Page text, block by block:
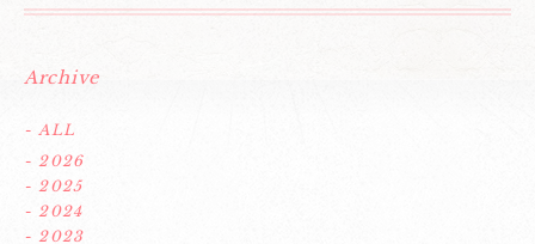
Archive
- ALL
- 2026
- 2025
- 2024
- 2023